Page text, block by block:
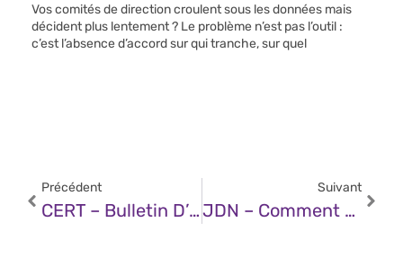
Vos comités de direction croulent sous les données mais
décident plus lentement ? Le problème n’est pas l’outil :
c’est l’absence d’accord sur qui tranche, sur quel
Précédent
CERT – Bulletin D’actualité CERTFR-2025-ACT-052 (01 Décembre 2025)
Suivant
JDN – Comment Faire Communiquer Deux Agents IA Avec Le Protocole A2A ?